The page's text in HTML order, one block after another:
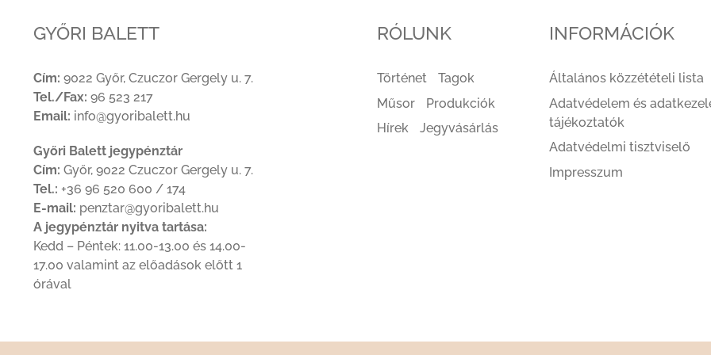
GYŐRI BALETT
Cím: 9022 Győr, Czuczor Gergely u. 7.
Tel./Fax: 96 523 217
Email: info@gyoribalett.hu
Győri Balett jegypénztár
Cím: Győr, 9022 Czuczor Gergely u. 7.
Tel.: +36 96 520 600 / 174
E-mail: penztar@gyoribalett.hu
A jegypénztár nyitva tartása:
Kedd – Péntek: 11.00-13.00 és 14.00-
17.00 valamint az előadások előtt 1
órával
RÓLUNK
Történet
Tagok
Műsor
Produkciók
Hírek
Jegyvásárlás
INFORMÁCIÓK
Általános közzétételi lista
Adatvédelem és
tájékoztatók
Adatvédelmi tisztviselő
Impresszum